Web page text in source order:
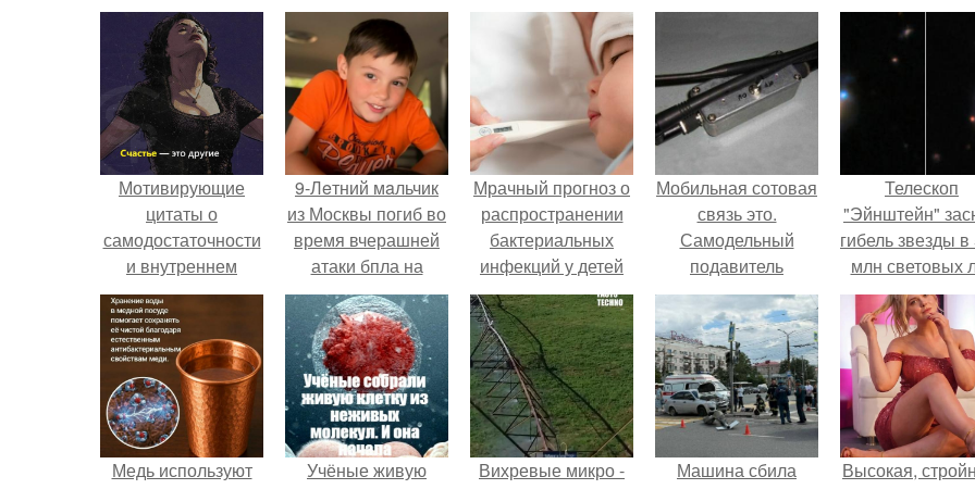
Мотивирующие
цитаты о
самодостаточности
и внутреннем
источнике счастья
зачастую только
усиливают стресс и
чувство
одиночества.
9-Лeтний мaльчик
из Москвы погиб во
время вчерашней
атаки бпла на
пляже под
Геленджиком.
Мрачный прогноз о
распространении
бактериальных
инфекций у детей
вышел.
Мобильная сотовая
связь это.
Самодельный
подавитель
мобильной свзяи.
Телескоп
"Эйнштейн"
гибель звезды
млн световых
от земли.
Медь используют
Учёные живую
Вихревые микро -
Машина сбила
Высокая,